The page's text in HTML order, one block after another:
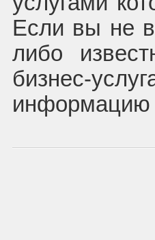
Если вы не
либо
бизнес-
информацию